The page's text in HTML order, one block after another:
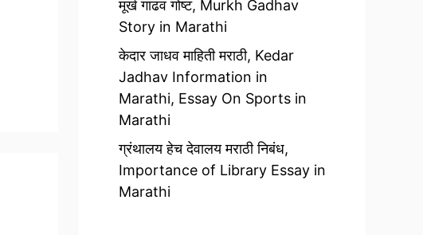
मूर्ख गाढव गोष्ट, Murkh Gadhav
Story in Marathi
केदार जाधव माहिती मराठी, Kedar
Jadhav Information in
Marathi, Essay On Sports in
Marathi
ग्रंथालय हेच देवालय मराठी निबंध,
Importance of Library Essay in
Marathi